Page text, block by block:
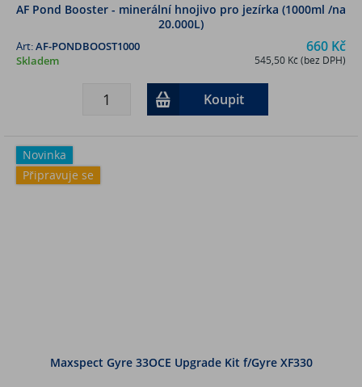
AF Pond Booster - minerální hnojivo pro jezírka (1000ml /na
20.000L)
660 Kč
545,50 Kč (bez DPH)
Art:AF-PONDBOOST1000
Skladem
Koupit
Novinka
Připravuje se
Maxspect Gyre 33OCE Upgrade Kit f/Gyre XF330